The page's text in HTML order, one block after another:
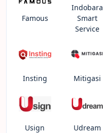
Famous
Indobara
Smart
Service
Insting Mitigasi
Usign Udream